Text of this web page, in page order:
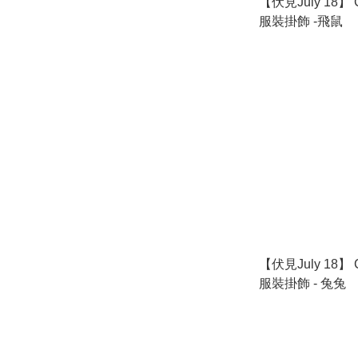
服裝掛飾 -飛鼠
【伏見July 18
服裝掛飾 - 兔兔